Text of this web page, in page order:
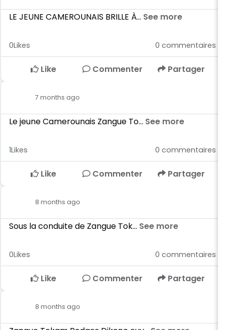
LE JEUNE CAMEROUNAIS BRILLE À... See more
0Likes 0 commentaires
Like Commenter Partager
7 months ago
Le jeune Camerounais Zangue To... See more
1Likes 0 commentaires
Like Commenter Partager
8 months ago
Sous la conduite de Zangue Tok... See more
0Likes 0 commentaires
Like Commenter Partager
8 months ago